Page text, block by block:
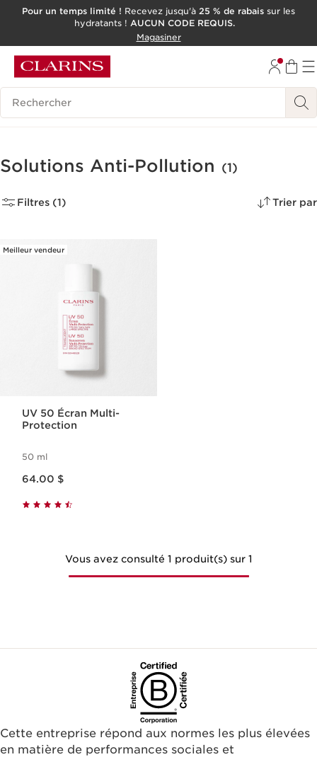
ALLER AU CONTENU
OUTIL D'ACCESSIBILITÉ
Pour un temps limité ! Recevez jusqu'à 25 % de rabais sur les
hydratants ! AUCUN CODE REQUIS.
Magasiner
Historique des recherches
Solutions Anti-Pollution (1)
Filtres (1) Trier par
Meilleur vendeur
UV 50 Écran Multi-
Protection
50 ml
64.00 $
Vous avez consulté 1 produit(s) sur 1
Cette entreprise répond aux normes les plus élevées
en matière de performances sociales et